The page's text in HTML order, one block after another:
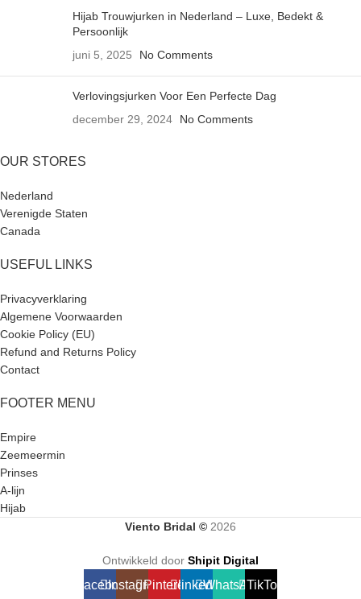
Hijab Trouwjurken in Nederland – Luxe, Bedekt &
Persoonlijk
juni 5, 2025
No Comments
Verlovingsjurken Voor Een Perfecte Dag
december 29, 2024
No Comments
OUR STORES
Nederland
Verenigde Staten
Canada
USEFUL LINKS
Privacyverklaring
Algemene Voorwaarden
Cookie Policy (EU)
Refund and Returns Policy
Contact
FOOTER MENU
Empire
Zeemeermin
Prinses
A-lijn
Hijab
Viento Bridal © 2026
Ontwikkeld door Shipit Digital
FacebookInstagramPinterestlinkedinWhatsAppTikTok